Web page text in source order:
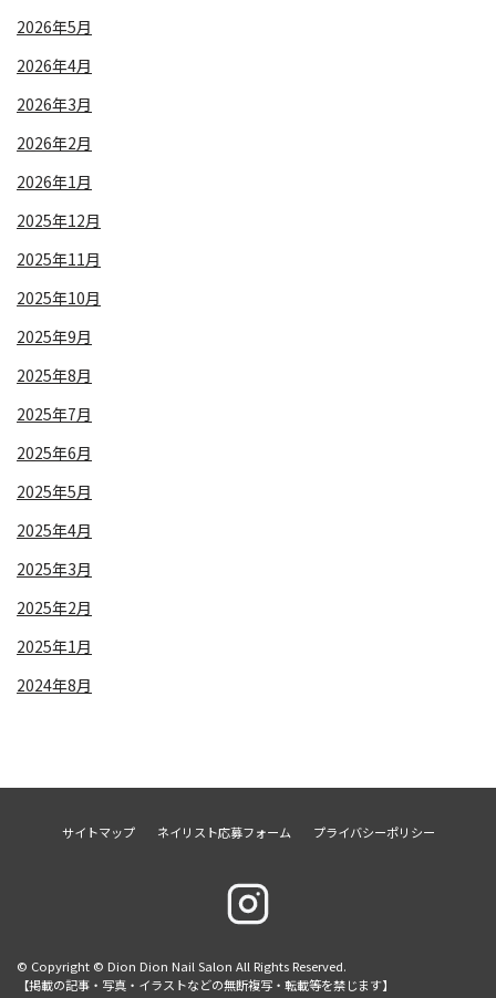
2026年5月
2026年4月
2026年3月
2026年2月
2026年1月
2025年12月
2025年11月
2025年10月
2025年9月
2025年8月
2025年7月
2025年6月
2025年5月
2025年4月
2025年3月
2025年2月
2025年1月
2024年8月
サイトマップ ネイリスト応募フォーム プライバシーポリシー
© Copyright © Dion Dion Nail Salon All Rights Reserved.
【掲載の記事・写真・イラストなどの無断複写・転載等を禁じます】